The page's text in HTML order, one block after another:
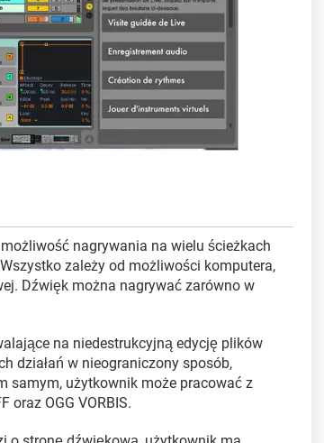
nagrywania na wielu ścieżkach
zależy od możliwości komputera,
Dźwięk można nagrywać zarówno w
na niedestrukcyjną edycję plików
działań w nieograniczony sposób,
samym, użytkownik może pracować z
oraz OGG VORBIS.